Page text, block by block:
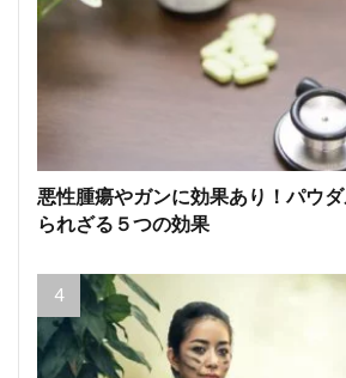
悪性腫瘍やガンに効果あり！パウ
られざる５つの効果